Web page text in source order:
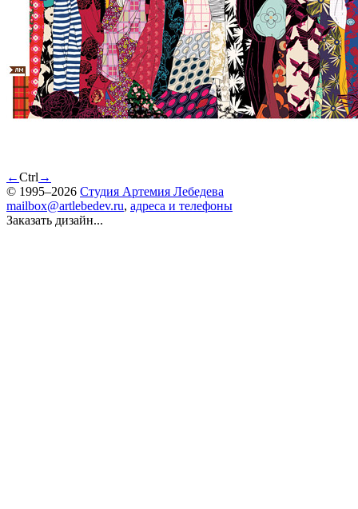
←Ctrl →
© 1995–2026 Студия Артемия Лебедева
mailbox@artlebedev.ru, адреса и телефоны
Заказать дизайн...